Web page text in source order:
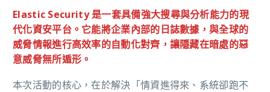
Elastic Security 是一套具備強大搜尋與分析能力的現
代化資安平台。它能將企業內部的日誌數據，與全球的
威脅情報進行高效率的自動化對齊，讓隱藏在暗處的惡
意威脅無所遁形。
本次活動的核心，在於解決「情資進得來、系統卻跑不